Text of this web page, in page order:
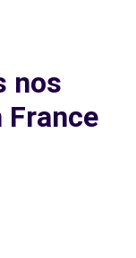
nos
France